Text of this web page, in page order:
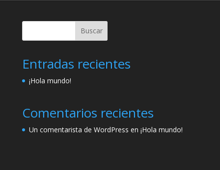
Buscar
Entradas recientes
¡Hola mundo!
Comentarios recientes
Un comentarista de WordPress en ¡Hola mundo!